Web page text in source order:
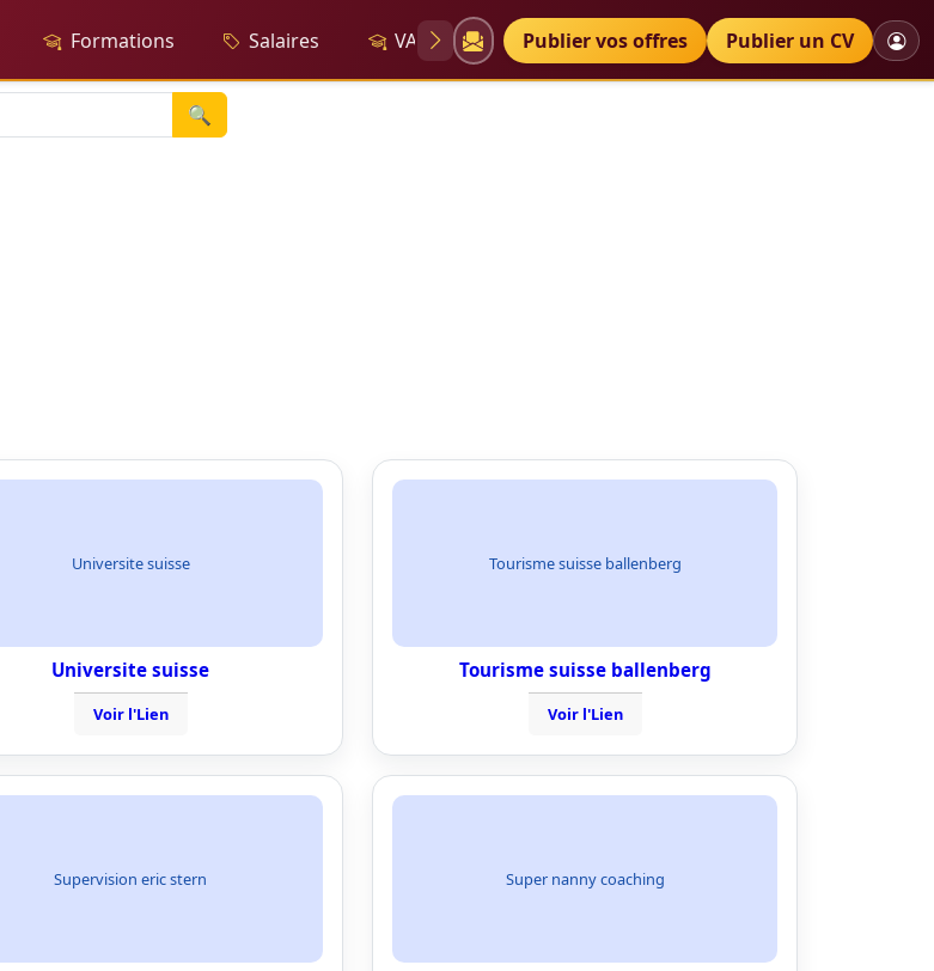
Formations Salaires VAE Diplômes Petites annonces
Publier vos offres Publier un CV
🔍
Universite suisse
Universite suisse
Voir l'Lien
Tourisme suisse ballenberg
Tourisme suisse ballenberg
Voir l'Lien
Supervision eric stern Super nanny coaching